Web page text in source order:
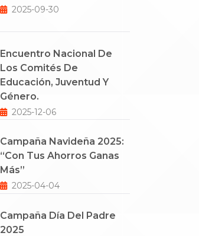
2025-09-30
Encuentro Nacional De
Los Comités De
Educación, Juventud Y
Género.
2025-12-06
Campaña Navideña 2025:
“Con Tus Ahorros Ganas
Más”
2025-04-04
Campaña Día Del Padre
2025